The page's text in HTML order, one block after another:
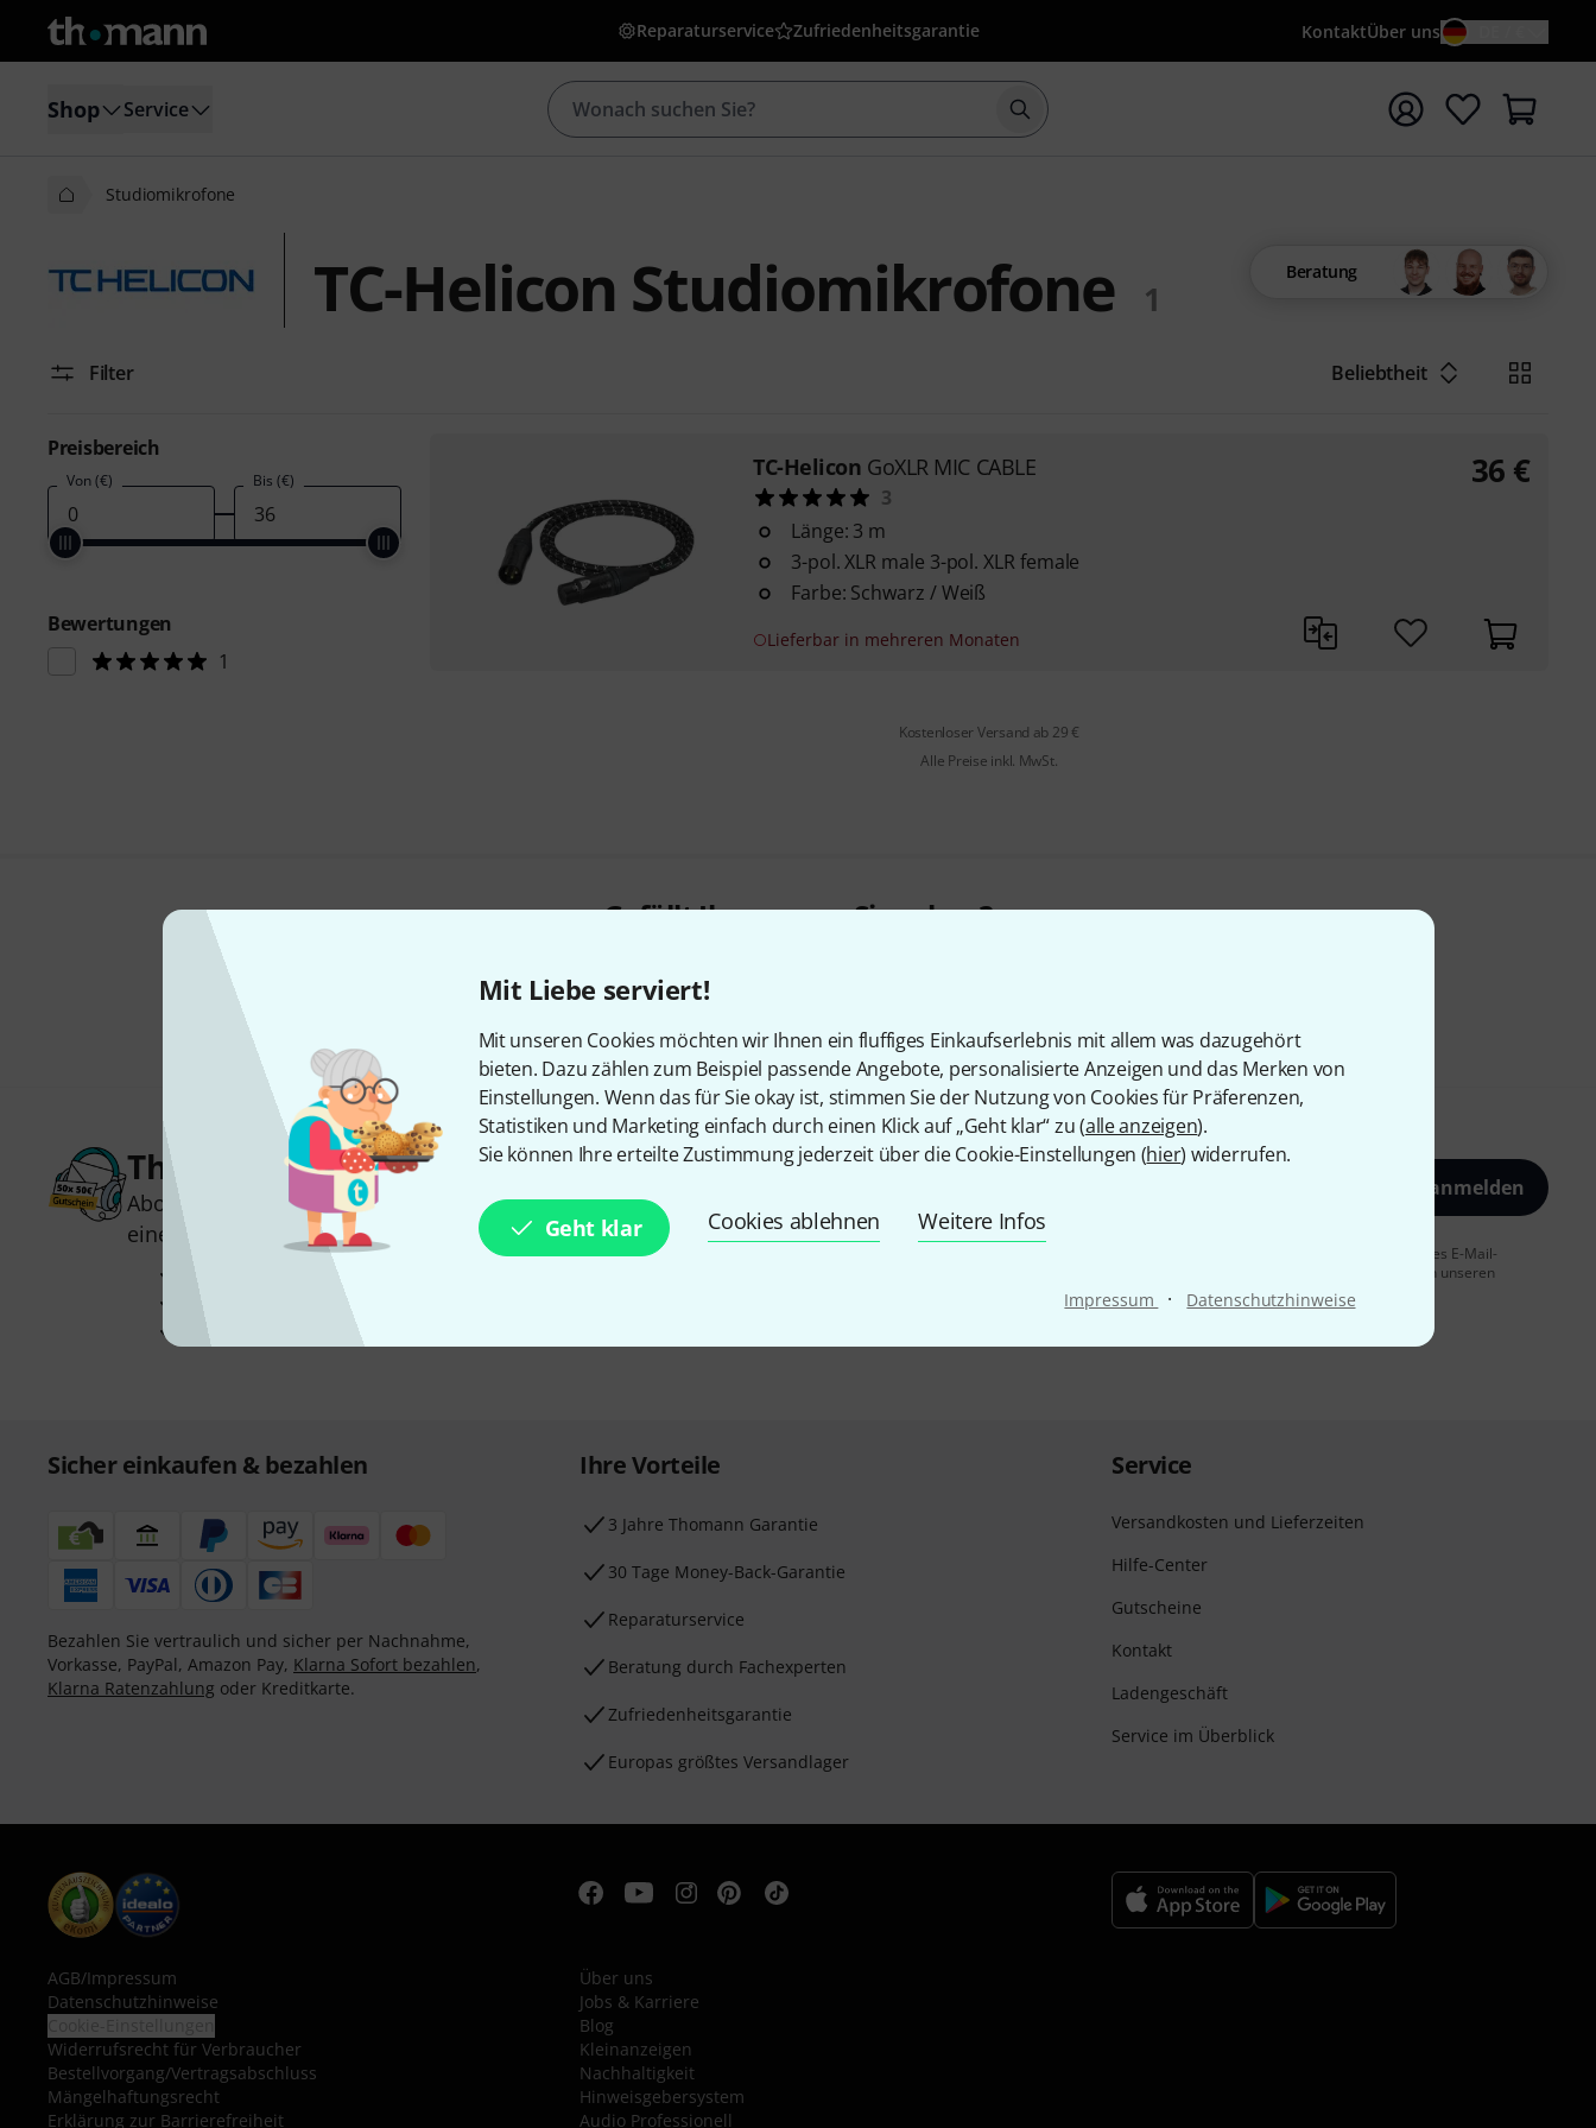
Mit Liebe serviert!
Mit unseren Cookies möchten wir Ihnen ein fluffiges Einkaufserlebnis mit allem was dazugehört
bieten. Dazu zählen zum Beispiel passende Angebote, personalisierte Anzeigen und das Merken von
Einstellungen. Wenn das für Sie okay ist, stimmen Sie der Nutzung von Cookies für Präferenzen,
Statistiken und Marketing einfach durch einen Klick auf „Geht klar“ zu (alle anzeigen).
Sie können Ihre erteilte Zustimmung jederzeit über die Cookie-Einstellungen (hier) widerrufen.
Geht klar Cookies ablehnen Weitere Infos
Impressum · Datenschutzhinweise
Reparaturservice Zufriedenheitsgarantie KontaktÜber uns
Shop Service Suche mit Suchwort {searchTerm} starten
Studiomikrofone
TC-Helicon Studiomikrofone 1
Beratung
Filter Beliebtheit
Preisbereich
Von (€) Bis (€)
Bewertungen
1
TC-Helicon GoXLR MIC CABLE
3
Länge: 3 m
3-pol. XLR male 3-pol. XLR female
Farbe: Schwarz / Weiß
Lieferbar in mehreren Monaten
36 €
Kostenloser Versand ab 29 €
Alle Preise inkl. MwSt.
Gefällt Ihnen, was Sie sehen?
Teilen
Thomann Newsletter
Abonniere den Thomann Newsletter und gewinne mit etwas Glück
einen von
50 Gutscheinen über jeweils 50€!
Inspirierende Beiträge
Jetzt anmelden
Mit Klick auf „Jetzt anmelden“ stimmen Sie dem Erhalt von E-Mail-Werbung und einer Messung des E-Mail-
Nutzungsverhaltens zu. Die Abmeldung ist jederzeit möglich. Weitere Informationen finden Sie in unseren
Sicher einkaufen & bezahlen
Bezahlen Sie vertraulich und sicher per Nachnahme,
Vorkasse, PayPal, Amazon Pay, Klarna Sofort bezahlen,
Klarna Ratenzahlung oder Kreditkarte.
Ihre Vorteile
3 Jahre Thomann Garantie
30 Tage Money-Back-Garantie
Reparaturservice
Beratung durch Fachexperten
Zufriedenheitsgarantie
Europas größtes Versandlager
Service
Versandkosten und Lieferzeiten
Hilfe-Center
Gutscheine
Kontakt
Ladengeschäft
Service im Überblick
AGB/Impressum
Datenschutzhinweise
Widerrufsrecht für Verbraucher
Bestellvorgang/Vertragsabschluss
Mängelhaftungsrecht
Erklärung zur Barrierefreiheit
Über uns
Jobs & Karriere
Blog
Kleinanzeigen
Nachhaltigkeit
Hinweisgebersystem
Audio Professionell